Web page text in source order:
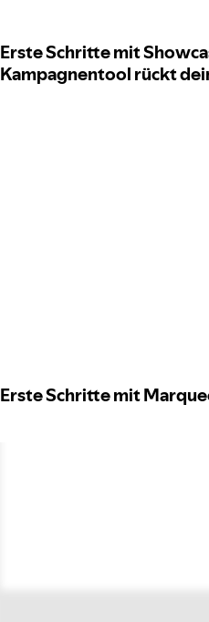
Erste Schritte mit
Kampagnentool rückt
Erste Schritte mit